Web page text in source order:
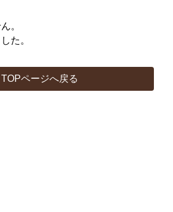
。
た。
TOPページへ戻る